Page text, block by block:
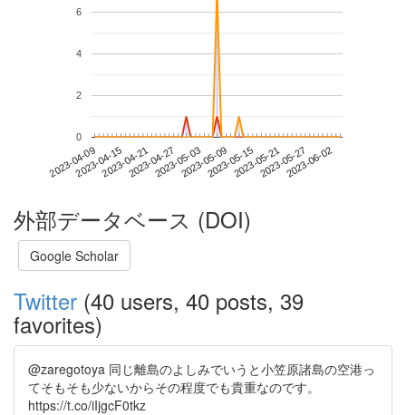
2023-04-092023-04-152023-04-212023-04-272023-05-032023-05-092023-05-152023-05-212023-05-272023-06-02
0
2
4
6
外部データベース (DOI)
Google Scholar
Twitter (40 users, 40 posts, 39
favorites)
@zaregotoya 同じ離島のよしみでいうと小笠原諸島の空港っ
てそもそも少ないからその程度でも貴重なのです。
https://t.co/iIjgcF0tkz